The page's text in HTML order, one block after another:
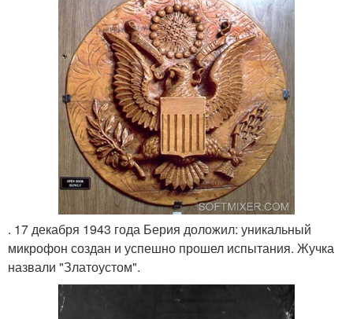
. 17 декабря 1943 года Берия доложил: уникальный
микрофон создан и успешно прошел испытания. Жучка
назвали "Златоустом".